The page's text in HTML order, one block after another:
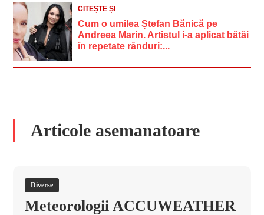
CITEȘTE ȘI
Cum o umilea Ștefan Bănică pe
Andreea Marin. Artistul i-a aplicat bătăi
în repetate rânduri:...
Articole asemanatoare
Diverse
Meteorologii ACCUWEATHER